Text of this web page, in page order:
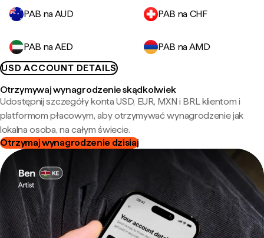
PAB na AUD PAB na CHF
PAB na AED
PAB na AMD
USD ACCOUNT DETAILS
Otrzymywaj wynagrodzenie skądkolwiek
Udostępnij szczegóły konta USD, EUR, MXN i BRL klientom i
platformom płacowym, aby otrzymywać wynagrodzenie jak
lokalna osoba, na całym świecie.
Otrzymaj wynagrodzenie dzisiaj